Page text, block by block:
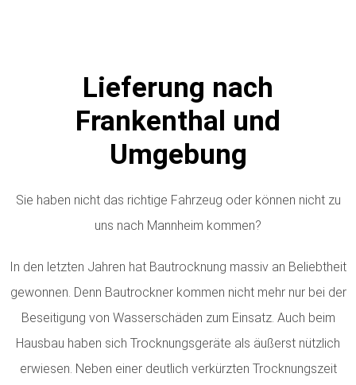
Lieferung nach
Frankenthal und
Umgebung
Sie haben nicht das richtige Fahrzeug oder können nicht zu
uns nach Mannheim kommen?
In den letzten Jahren hat Bautrocknung massiv an Beliebtheit
gewonnen. Denn Bautrockner kommen nicht mehr nur bei der
Beseitigung von Wasserschäden zum Einsatz. Auch beim
Hausbau haben sich Trocknungsgeräte als äußerst nützlich
erwiesen. Neben einer deutlich verkürzten Trocknungszeit